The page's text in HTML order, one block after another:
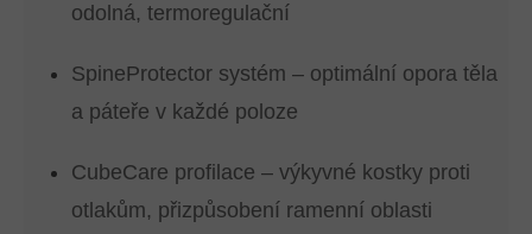
odolná, termoregulační
SpineProtector systém – optimální opora těla
a páteře v každé poloze
CubeCare profilace – výkyvné kostky proti
otlakům, přizpůsobení ramenní oblasti